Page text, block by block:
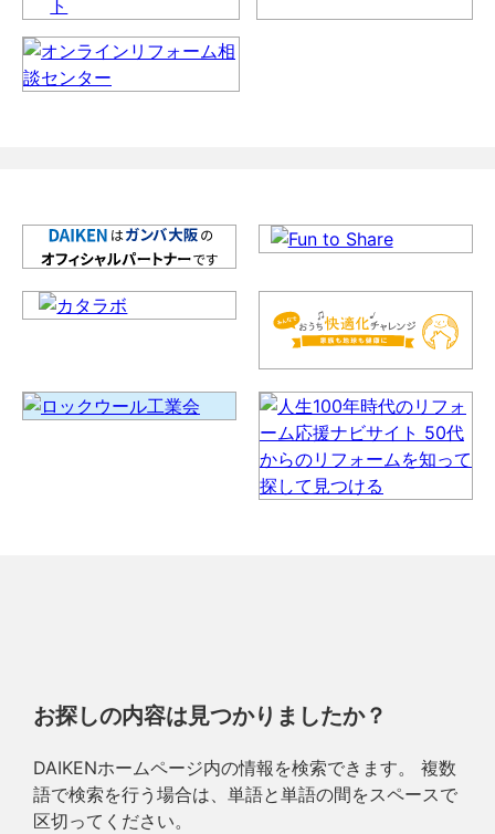
お探しの内容は見つかりましたか？
DAIKENホームページ内の情報を検索できます。 複数
語で検索を行う場合は、単語と単語の間をスペースで
区切ってください。